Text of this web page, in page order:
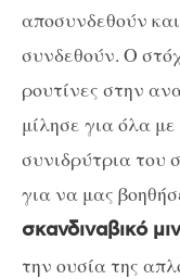
αποσυνδεθούν
συνδεθούν. Ο
ρουτίνες στην
μίλησε για όλα
συνιδρύτρια του
για να μας
σκανδιναβικό
την ουσία της